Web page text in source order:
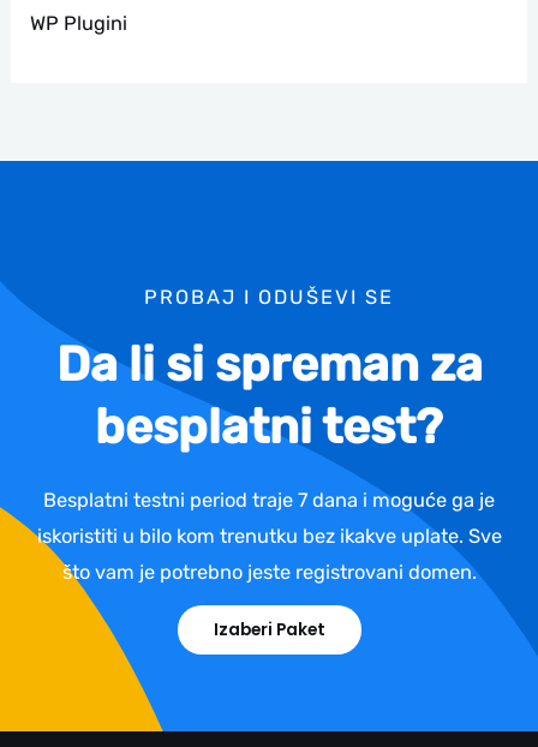
WP Plugini
PROBAJ I ODUŠEVI SE
Da li si spreman za
besplatni test?
Besplatni testni period traje 7 dana i moguće ga je
iskoristiti u bilo kom trenutku bez ikakve uplate. Sve
što vam je potrebno jeste registrovani domen.
Izaberi Paket